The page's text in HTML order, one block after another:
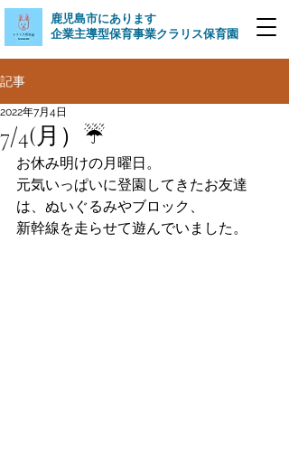
​鹿児島市にあります
企業主導型保育事業クラリス保育園
記事
7/4(月）☔
2022年7月4日
お休み明けの月曜日。
元気いっぱいに登園してきたお友達
は、ぬいぐるみやブロック、
新幹線を走らせて遊んでいました。